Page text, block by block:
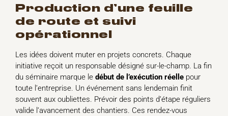
production d’une feuille
de route et suivi
opérationnel
Les idées doivent muter en projets concrets. Chaque
initiative reçoit un responsable désigné sur-le-champ. La fin
du séminaire marque le début de l’exécution réelle pour
toute l’entreprise. Un événement sans lendemain finit
souvent aux oubliettes. Prévoir des points d’étape réguliers
valide l’avancement des chantiers. Ces rendez-vous